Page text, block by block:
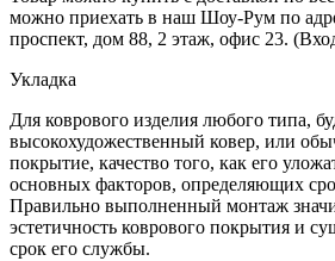
можно приехать в наш Шоу-Рум по
проспект, дом 88, 2 этаж, офис 23.
Укладка
Для коврового изделия любого типа,
высокохудожественный ковер, или
покрытие, качество того, как его
основных факторов, определяющих
Правильно выполненный монтаж
эстетичность коврового покрытия и
срок его службы.